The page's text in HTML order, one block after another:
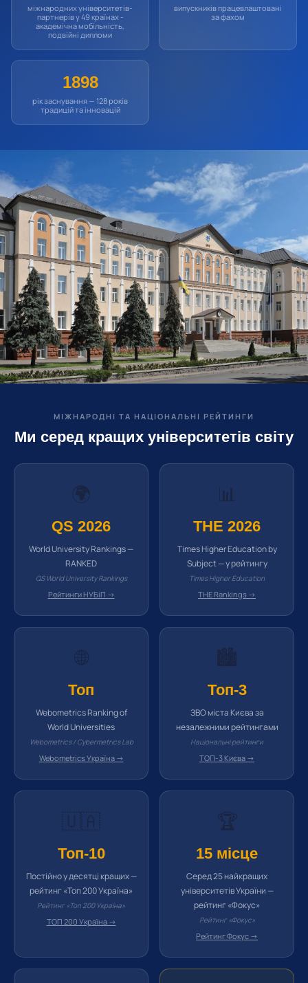
міжнародних університетів-
партнерів у 49 країнах -
академічна мобільність,
подвійні дипломи
випускників працевлаштовані
за фахом
1898
рік заснування — 128 років
традицій та інновацій
МІЖНАРОДНІ ТА НАЦІОНАЛЬНІ РЕЙТИНГИ
Ми серед кращих університетів світу
🌍
QS 2026
World University Rankings —
RANKED
QS World University Rankings
Рейтинги НУБіП →
📊
THE 2026
Times Higher Education by
Subject — у рейтингу
Times Higher Education
THE Rankings →
🌐
Топ
Webometrics Ranking of
World Universities
Webometrics / Cybermetrics Lab
Webometrics Україна →
🏙️
Топ-3
ЗВО міста Києва за
незалежними рейтингами
Національні рейтинги
ТОП-3 Києва →
🇺🇦
Топ-10
Постійно у десятці кращих —
рейтинг «Топ 200 Україна»
Рейтинг «Топ 200 Україна»
ТОП 200 Україна →
🏆
15 місце
Серед 25 найкращих
університетів України —
рейтинг «Фокус»
Рейтинг «Фокус»
Рейтинг Фокус →